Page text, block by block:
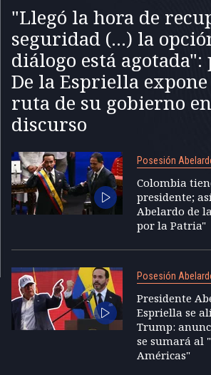
"Llegó la hora de
seguridad (...) la
diálogo está
De la Espriella
ruta de su gobierno
discurso
Posesión
Colombia
presidente;
Abelardo de
por la Patria"
Posesión
Presidente
Espriella se
Trump:
se sumará al
Américas"